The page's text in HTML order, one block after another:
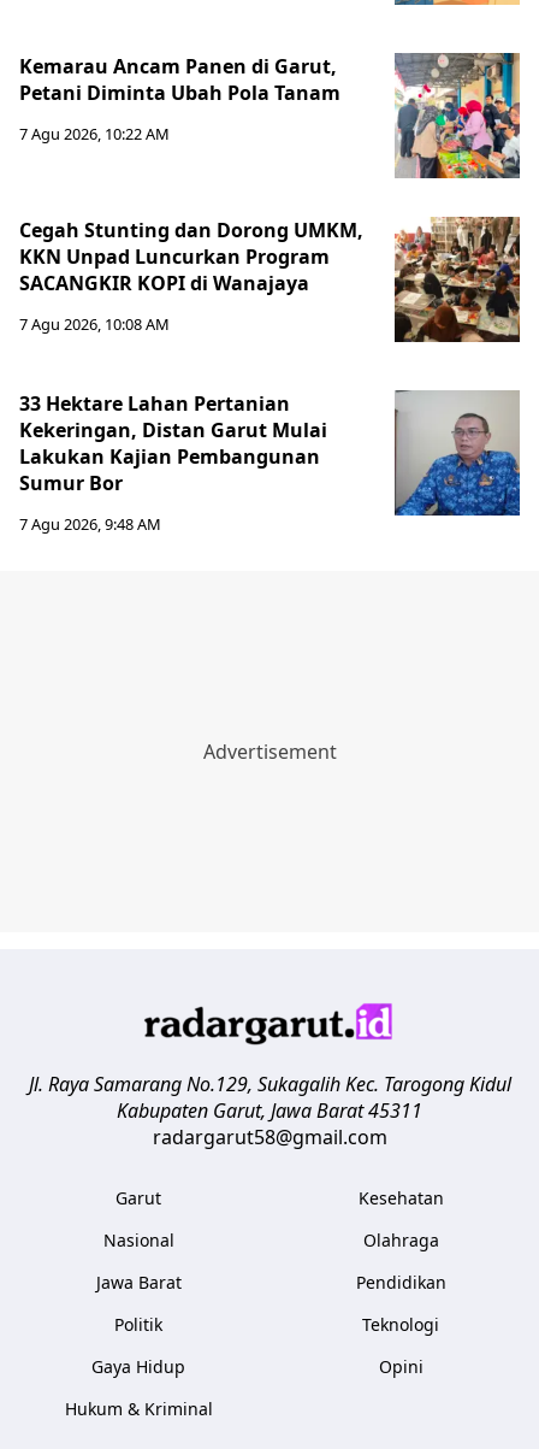
Kemarau Ancam Panen di Garut,
Petani Diminta Ubah Pola Tanam
7 Agu 2026, 10:22 AM
Cegah Stunting dan Dorong UMKM,
KKN Unpad Luncurkan Program
SACANGKIR KOPI di Wanajaya
7 Agu 2026, 10:08 AM
33 Hektare Lahan Pertanian
Kekeringan, Distan Garut Mulai
Lakukan Kajian Pembangunan
Sumur Bor
7 Agu 2026, 9:48 AM
Jl. Raya Samarang No.129, Sukagalih Kec. Tarogong Kidul
Kabupaten Garut, Jawa Barat45311
radargarut58@gmail.com
Garut
Nasional
Jawa Barat
Politik
Gaya Hidup
Hukum & Kriminal
Kesehatan
Olahraga
Pendidikan
Teknologi
Opini